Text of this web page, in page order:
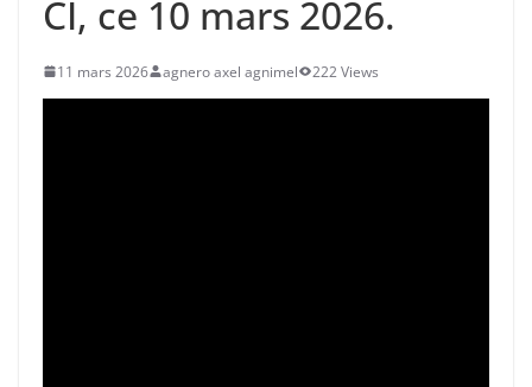
CI, ce 10 mars 2026.
11 mars 2026 agnero axel agnimel 222 Views